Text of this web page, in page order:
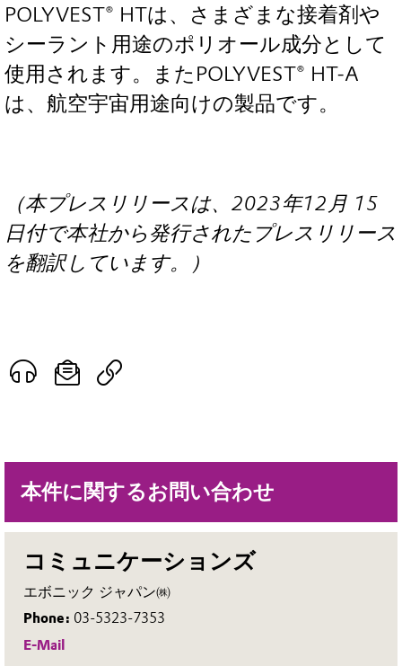
本件に関するお問い合わせ
コミュニケーションズ
エボニック ジャパン㈱
Phone: 03-5323-7353
E-Mail
POLYVEST® HTは、さまざまな接着剤や
シーラント用途のポリオール成分として
使用されます。またPOLYVEST® HT-A
は、航空宇宙用途向けの製品です。
（本プレスリリースは、2023年12月 15
日付で本社から発行されたプレスリリース
を翻訳しています。）